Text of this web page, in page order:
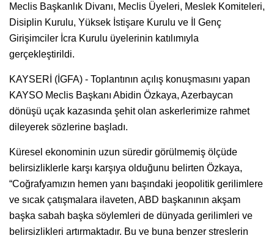
Meclis Başkanlık Divanı, Meclis Üyeleri, Meslek Komiteleri,
Disiplin Kurulu, Yüksek İstişare Kurulu ve İl Genç
Girişimciler İcra Kurulu üyelerinin katılımıyla
gerçekleştirildi.
KAYSERİ (İGFA) - Toplantının açılış konuşmasını yapan
KAYSO Meclis Başkanı Abidin Özkaya, Azerbaycan
dönüşü uçak kazasında şehit olan askerlerimize rahmet
dileyerek sözlerine başladı.
Küresel ekonominin uzun süredir görülmemiş ölçüde
belirsizliklerle karşı karşıya olduğunu belirten Özkaya,
“Coğrafyamızın hemen yanı başındaki jeopolitik gerilimlere
ve sıcak çatışmalara ilaveten, ABD başkanının akşam
başka sabah başka söylemleri de dünyada gerilimleri ve
belirsizlikleri artırmaktadır. Bu ve buna benzer streslerin